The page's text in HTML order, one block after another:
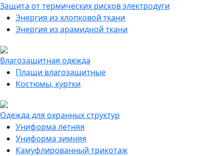
Защита от термических рисков электродуги
Энергия из хлопковой ткани
Энергия из арамидной ткани
Влагозащитная одежда
Плащи влагозащитные
Костюмы, куртки
Одежда для охранных структур
Униформа летняя
Униформа зимняя
Камуфлированный трикотаж